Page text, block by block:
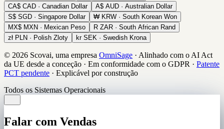
CA$ CAD · Canadian Dollar A$ AUD · Australian Dollar
S$ SGD · Singapore Dollar ₩ KRW · South Korean Won
MX$ MXN · Mexican Peso R ZAR · South African Rand
zł PLN · Polish Zloty kr SEK · Swedish Krona
© 2026 Scovai, uma empresa OmniSage · Alinhado com o AI Act
da UE desde a conceção · Em conformidade com o GDPR · Patente
PCT pendente · Explicável por construção
Todos os Sistemas Operacionais
Falar com Vendas